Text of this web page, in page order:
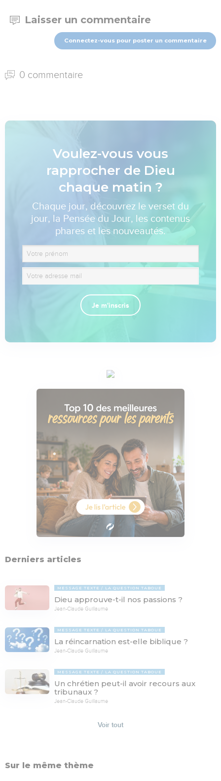
Laisser un commentaire
Connectez-vous pour poster un commentaire
0 commentaire
Voulez-vous vous
rapprocher de Dieu
chaque matin ?
Chaque jour, découvrez le verset du
jour, la Pensée du Jour, les contenus
phares et les nouveautés.
Je m'inscris
Derniers articles
MESSAGE TEXTE LA QUESTION TABOUE
Dieu approuve-t-il nos passions ?
Jean-Claude Guillaume
MESSAGE TEXTE LA QUESTION TABOUE
La réincarnation est-elle biblique ?
Jean-Claude Guillaume
MESSAGE TEXTE LA QUESTION TABOUE
Un chrétien peut-il avoir recours aux
tribunaux ?
Jean-Claude Guillaume
Voir tout
Sur le même thème